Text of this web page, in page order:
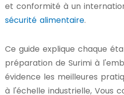
et conformité à un
sécurité alimentaire.
Ce guide explique chaque
préparation de Surimi à
évidence les meilleures
à l'échelle industrielle, Vous